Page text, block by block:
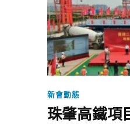
新會動態
珠肇高鐵項